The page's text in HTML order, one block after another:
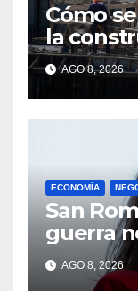
Cómo
la
sector
AGO 8, 2026
ECONOMÍA
San
guerra
cómo
la crisis
AGO 8, 2026